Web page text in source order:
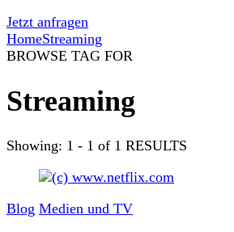
Jetzt anfragen
HomeStreaming
BROWSE TAG FOR
Streaming
Showing: 1 - 1 of 1 RESULTS
Blog Medien und TV